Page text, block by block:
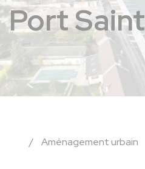
Port
/ Aménagement urbain